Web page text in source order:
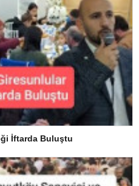
İftarda Buluştu